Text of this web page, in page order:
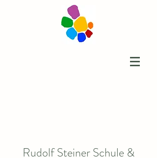
Rudolf Steiner Schule &